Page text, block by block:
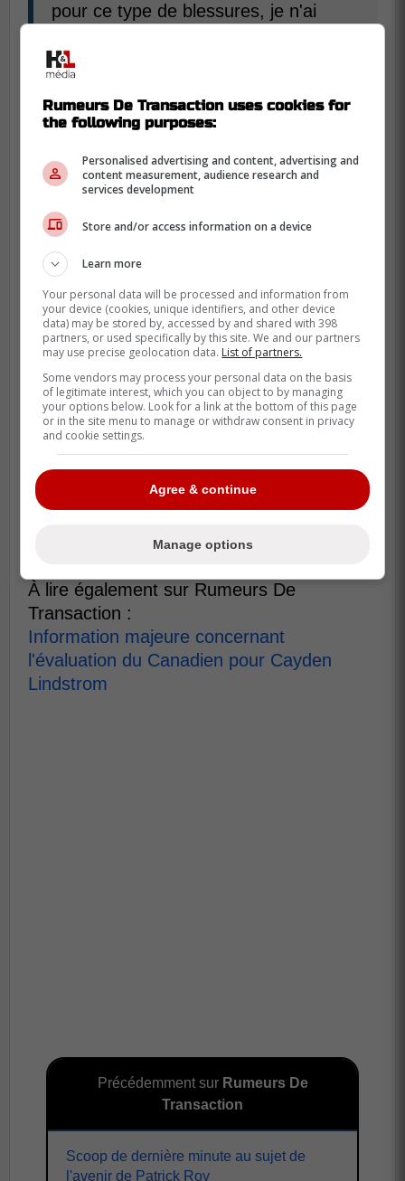
pour ce type de blessures, je n'ai
reviendra plus fort et aussi bon qu'il
l'était. » - Craig Button
Crédit:Marqueur.com
À lire également sur Rumeurs De
Transaction :
Information majeure concernant
l'évaluation du Canadien pour Cayden
Lindstrom
Précédemment sur Rumeurs De
Transaction
Scoop de dernière minute au sujet de
l'avenir de Patrick Roy
Rumeurs De Transaction uses cookies for
the following purposes:
Personalised advertising and content, advertising and
content measurement, audience research and
services development
Store and/or access information on a device
Learn more
Your personal data will be processed and information from
your device (cookies, unique identifiers, and other device
data) may be stored by, accessed by and shared with 398
partners, or used specifically by this site. We and our partners
may use precise geolocation data. List of partners.
Some vendors may process your personal data on the basis
of legitimate interest, which you can object to by managing
your options below. Look for a link at the bottom of this page
or in the site menu to manage or withdraw consent in privacy
and cookie settings.
Agree & continue
Manage options